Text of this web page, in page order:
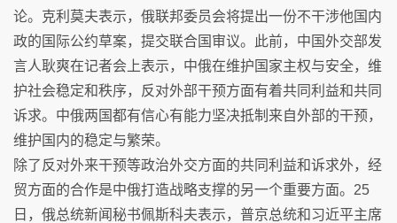
论。克利莫夫表示，俄联邦委员会将提出一份不干涉他国内
政的国际公约草案，提交联合国审议。此前，中国外交部发
言人耿爽在记者会上表示，中俄在维护国家主权与安全，维
护社会稳定和秩序，反对外部干预方面有着共同利益和共同
诉求。中俄两国都有信心有能力坚决抵制来自外部的干预，
维护国内的稳定与繁荣。
除了反对外来干预等政治外交方面的共同利益和诉求外，经
贸方面的合作是中俄打造战略支撑的另一个重要方面。25
日，俄总统新闻秘书佩斯科夫表示，普京总统和习近平主席